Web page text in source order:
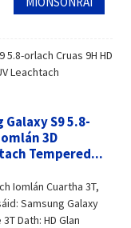
S9 5.8-
3D
Tempered...
Iomlán Cuartha 3T,
Samsung Galaxy
Dath: HD Glan